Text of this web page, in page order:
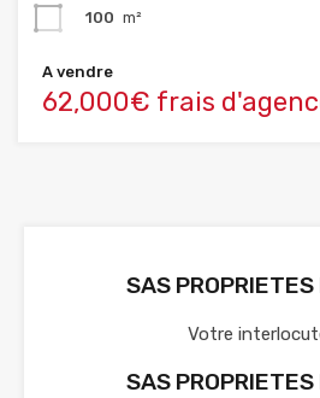
100 m²
A vendre
62,000€ frais
SAS
Votre
SAS